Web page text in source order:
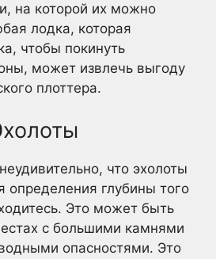
на которой их можно
лодка, которая
чтобы покинуть
может извлечь выгоду
плоттера.
что эхолоты
определения глубины того
Это может быть
с большими камнями
опасностями. Это